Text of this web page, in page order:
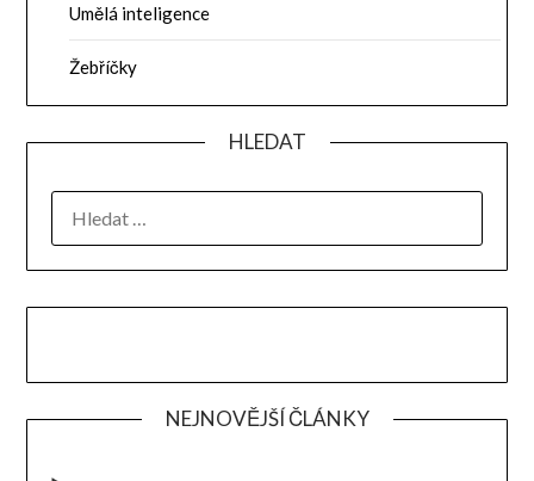
Umělá inteligence
Žebříčky
HLEDAT
NEJNOVĚJŠÍ ČLÁNKY